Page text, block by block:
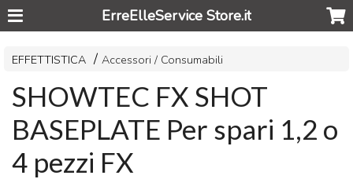
ErreElleService Store.it
EFFETTISTICA Accessori / Consumabili
SHOWTEC FX SHOT
BASEPLATE Per spari 1,2 o
4 pezzi FX